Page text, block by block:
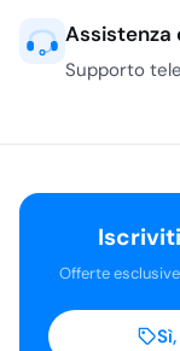
Assistenza
Supporto
Offerte